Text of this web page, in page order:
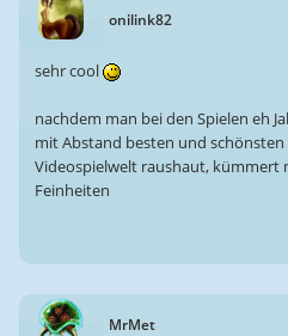
onilink82
sehr cool
nachdem man bei den Spielen eh
mit Abstand besten und schönsten
Videospielwelt raushaut, kümmert
Feinheiten
MrMet